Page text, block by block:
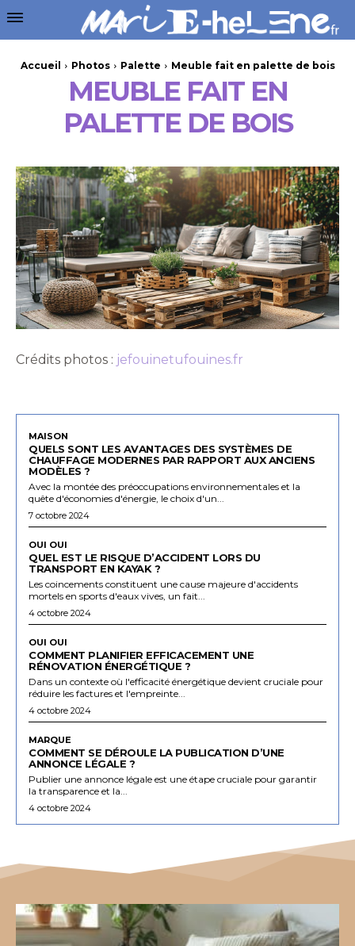
Accueil Photos Palette Meuble fait en palette de bois
MEUBLE FAIT EN
PALETTE DE BOIS
Crédits photos : jefouinetufouines.fr
MAISON
QUELS SONT LES AVANTAGES DES SYSTÈMES DE
CHAUFFAGE MODERNES PAR RAPPORT AUX ANCIENS
MODÈLES ?
Avec la montée des préoccupations environnementales et la
quête d'économies d'énergie, le choix d'un...
7 octobre 2024
OUI OUI
QUEL EST LE RISQUE D’ACCIDENT LORS DU
TRANSPORT EN KAYAK ?
Les coincements constituent une cause majeure d'accidents
mortels en sports d'eaux vives, un fait...
4 octobre 2024
OUI OUI
COMMENT PLANIFIER EFFICACEMENT UNE
RÉNOVATION ÉNERGÉTIQUE ?
Dans un contexte où l'efficacité énergétique devient cruciale pour
réduire les factures et l'empreinte...
4 octobre 2024
MARQUE
COMMENT SE DÉROULE LA PUBLICATION D’UNE
ANNONCE LÉGALE ?
Publier une annonce légale est une étape cruciale pour garantir
la transparence et la...
4 octobre 2024